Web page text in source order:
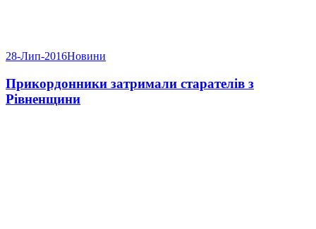
28-Лип-2016Новини
Прикордонники затримали старателів з
Рівненщини